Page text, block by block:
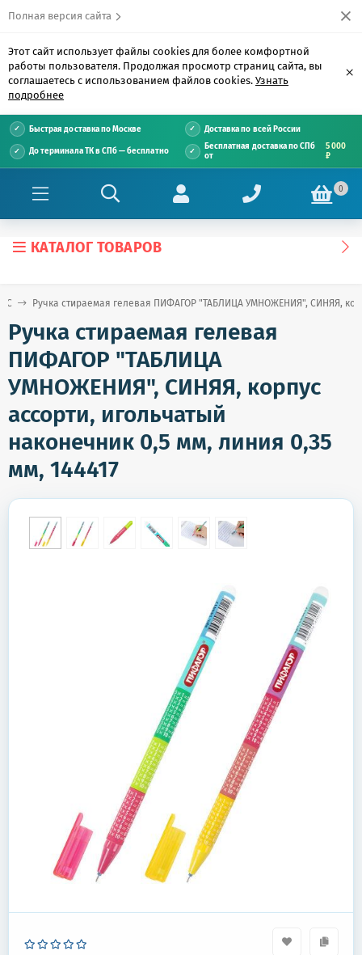
Полная версия сайта
Этот сайт использует файлы cookies для более комфортной
работы пользователя. Продолжая просмотр страниц сайта, вы
соглашаетесь с использованием файлов cookies. Узнать
подробнее
×
Быстрая доставка по Москве Доставка по всей России
До терминала ТК в СПб — бесплатно
Бесплатная доставка по СПб
от
5 000
₽
0
КАТАЛОГ ТОВАРОВ
С Ручка стираемая гелевая ПИФАГОР "ТАБЛИЦА УМНОЖЕНИЯ", СИНЯЯ,
Ручка стираемая гелевая
ПИФАГОР "ТАБЛИЦА
УМНОЖЕНИЯ", СИНЯЯ, корпус
ассорти, игольчатый
наконечник 0,5 мм, линия 0,35
мм, 144417